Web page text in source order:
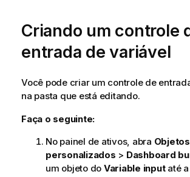
Criando um controle
entrada de variável
Você pode criar um controle de
na pasta que está editando.
Faça o seguinte:
No painel de ativos, abra Objetos
personalizados > Dashboard
um objeto do Variable inputaté a